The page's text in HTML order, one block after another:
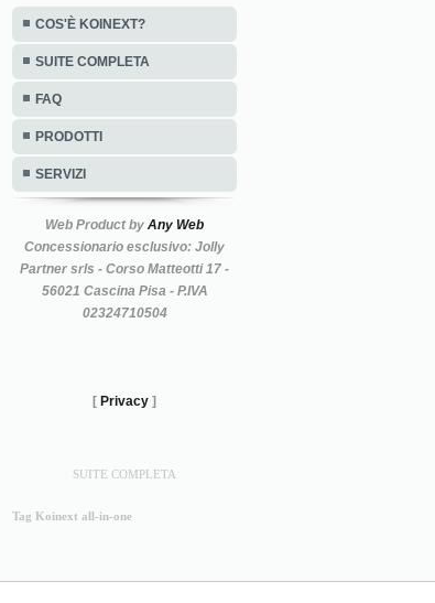
COS'È KOINEXT?
SUITE COMPLETA
FAQ
PRODOTTI
SERVIZI
Web Product byAny Web
Concessionario esclusivo: Jolly
Partner srls - Corso Matteotti 17 -
56021 Cascina Pisa - P.IVA
02324710504
[Privacy ]
SUITE COMPLETA
Tag Koinext all-in-one